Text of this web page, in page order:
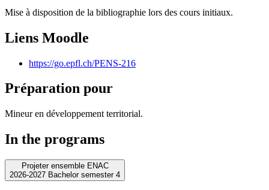
Mise à disposition de la bibliographie lors des cours initiaux.
Liens Moodle
https://go.epfl.ch/PENS-216
Préparation pour
Mineur en développement territorial.
In the programs
Projeter ensemble ENAC
2026-2027 Bachelor semester 4